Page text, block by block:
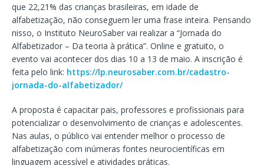
que 22,21% das crianças brasileiras, em idade de
alfabetização, não conseguem ler uma frase inteira. Pensando
nisso, o Instituto NeuroSaber vai realizar a “Jornada do
Alfabetizador – Da teoria à prática”. Online e gratuito, o
evento vai acontecer dos dias 10 a 13 de maio. A inscrição é
feita pelo link: https://lp.neurosaber.com.br/cadastro-
jornada-do-alfabetizador/
A proposta é capacitar pais, professores e profissionais para
potencializar o desenvolvimento de crianças e adolescentes.
Nas aulas, o público vai entender melhor o processo de
alfabetização com inúmeras fontes neurocientíficas em
linguagem acessível e atividades práticas.